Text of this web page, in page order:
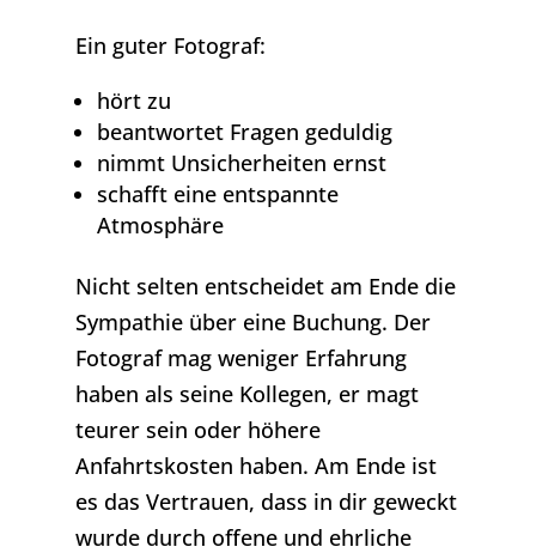
Ein guter Fotograf:
hört zu
beantwortet Fragen geduldig
nimmt Unsicherheiten ernst
schafft eine entspannte
Atmosphäre
Nicht selten entscheidet am Ende die
Sympathie über eine Buchung. Der
Fotograf mag weniger Erfahrung
haben als seine Kollegen, er magt
teurer sein oder höhere
Anfahrtskosten haben. Am Ende ist
es das Vertrauen, dass in dir geweckt
wurde durch offene und ehrliche